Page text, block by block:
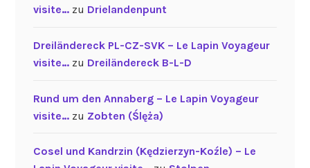
visite…zu Drielandenpunt
Dreiländereck PL-CZ-SVK – Le Lapin Voyageur
visite…zu Dreiländereck B-L-D
Rund um den Annaberg – Le Lapin Voyageur
visite…zu Zobten (Ślęża)
Cosel und Kandrzin (Kędzierzyn-Koźle) – Le